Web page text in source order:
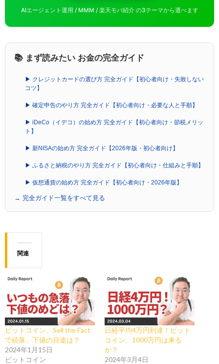
AIエージェント運用 / MMM / 楽天モバ紹介 の3テーマから選べます
📚 まず読みたい お金の完全ガイド
▶ クレジットカードの選び方 完全ガイド【初心者向け・失敗しない
コツ】
▶ 確定申告のやり方 完全ガイド【初心者向け・必要な人と手順】
▶ iDeCo（イデコ）の始め方 完全ガイド【初心者向け・節税メリッ
ト】
▶ 新NISAの始め方 完全ガイド【2026年版・初心者向け】
▶ ふるさと納税のやり方 完全ガイド【初心者向け・仕組みと手順】
▶ 仮想通貨の始め方 完全ガイド【初心者向け・2026年版】
→ 完全ガイド一覧をすべて見る
関連
ビットコイン、Sell the Fact
で続落、下値の目途は？
2024年1月15日
ビットコイン
日経平均4万円到達！ビット
コイン、1000万円は来る
か？
2024年3月4日